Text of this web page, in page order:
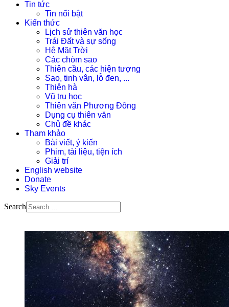
Tin tức
Tin nổi bật
Kiến thức
Lịch sử thiên văn học
Trái Đất và sự sống
Hệ Mặt Trời
Các chòm sao
Thiên cầu, các hiện tượng
Sao, tinh vân, lỗ đen, ...
Thiên hà
Vũ trụ học
Thiên văn Phương Đông
Dụng cụ thiên văn
Chủ đề khác
Tham khảo
Bài viết, ý kiến
Phim, tài liệu, tiện ích
Giải trí
English website
Donate
Sky Events
Search